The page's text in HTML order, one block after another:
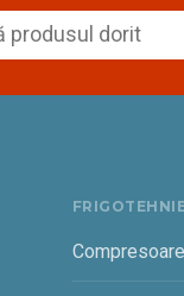
Compresoare